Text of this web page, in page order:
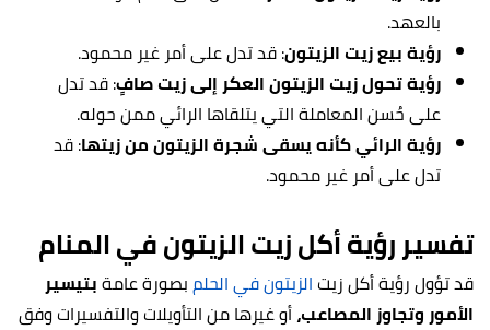
بالعهد.
رؤية بيع زيت الزيتون: قد تدل على أمر غير محمود.
رؤية تحول زيت الزيتون العكر إلى زيت صافٍ: قد تدل
على حُسن المعاملة التي يتلقاها الرائي ممن حوله.
رؤية الرائي كأنه يسقى شجرة الزيتون من زيتها: قد
تدل على أمر غير محمود.
تفسير رؤية أكل زيت الزيتون في المنام
قد تؤول رؤية أكل زيتالزيتون في الحلمبصورة عامةبتيسير
الأمور وتجاوز المصاعب،أو غيرها من التأويلات والتفسيرات وفق